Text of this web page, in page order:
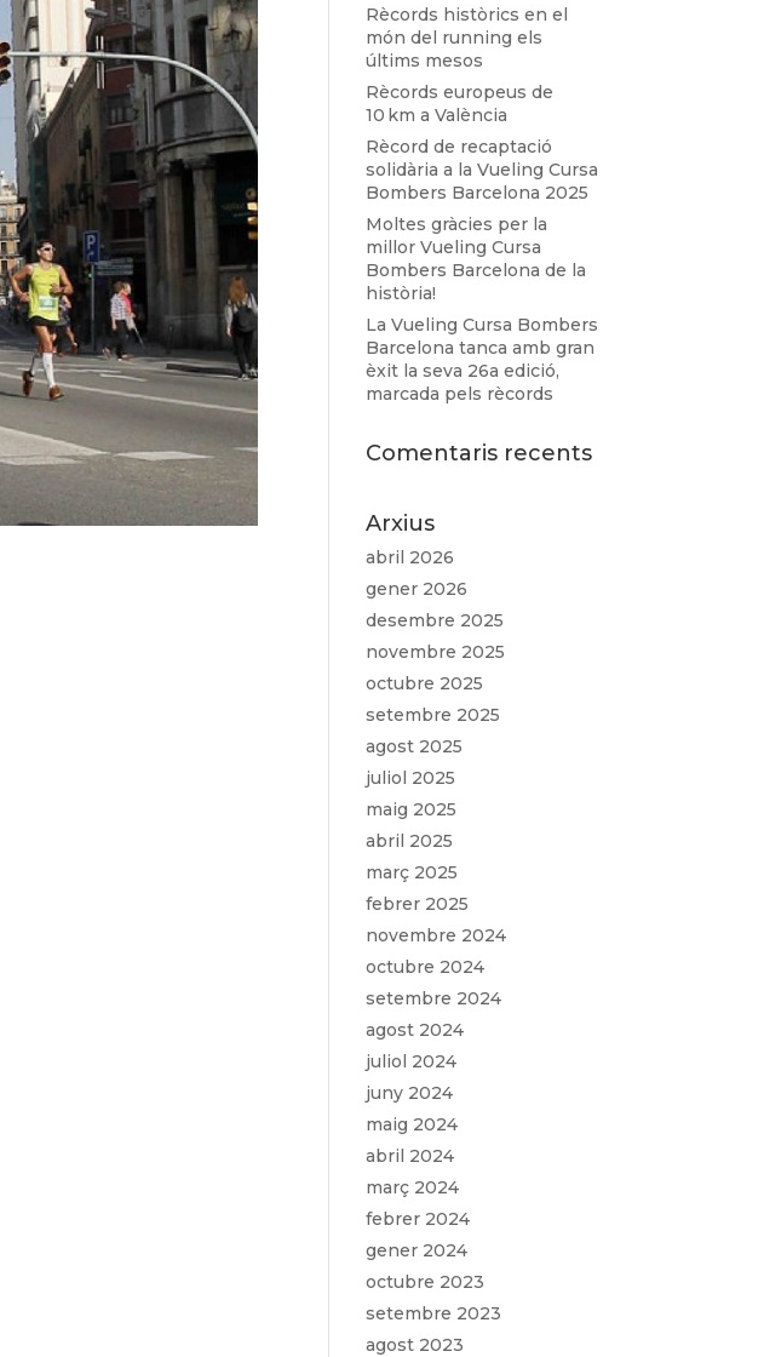
Rècords històrics en el
món del running els
últims mesos
Rècords europeus de
10 km a València
Rècord de recaptació
solidària a la Vueling Cursa
Bombers Barcelona 2025
Moltes gràcies per la
millor Vueling Cursa
Bombers Barcelona de la
història!
La Vueling Cursa Bombers
Barcelona tanca amb gran
èxit la seva 26a edició,
marcada pels rècords
Comentaris recents
Arxius
abril 2026
gener 2026
desembre 2025
novembre 2025
octubre 2025
setembre 2025
agost 2025
juliol 2025
maig 2025
abril 2025
març 2025
febrer 2025
novembre 2024
octubre 2024
setembre 2024
agost 2024
juliol 2024
juny 2024
maig 2024
abril 2024
març 2024
febrer 2024
gener 2024
octubre 2023
setembre 2023
agost 2023